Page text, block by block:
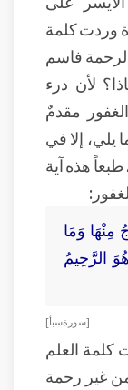
وردت كلمة
فاسم
لأن درء
مقدمٌ
يلي، إلا في
هذه آية
وَمَا
الرَّحِيمُ
[ سورة سبأ ]
كلمة العلم
غير رحمة